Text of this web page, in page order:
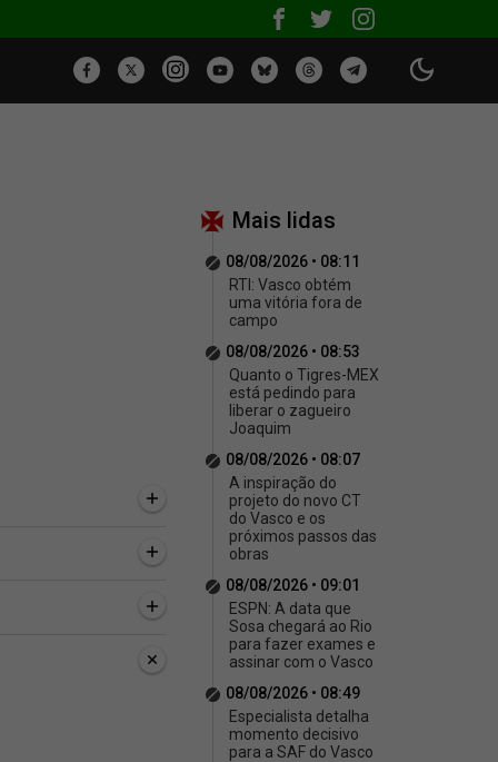
Mais lidas
08/08/2026 • 08:11
RTI: Vasco obtém
uma vitória fora de
campo
08/08/2026 • 08:53
Quanto o Tigres-MEX
está pedindo para
liberar o zagueiro
Joaquim
08/08/2026 • 08:07
A inspiração do
projeto do novo CT
do Vasco e os
próximos passos das
obras
08/08/2026 • 09:01
ESPN: A data que
Sosa chegará ao Rio
para fazer exames e
assinar com o Vasco
08/08/2026 • 08:49
Especialista detalha
momento decisivo
para a SAF do Vasco